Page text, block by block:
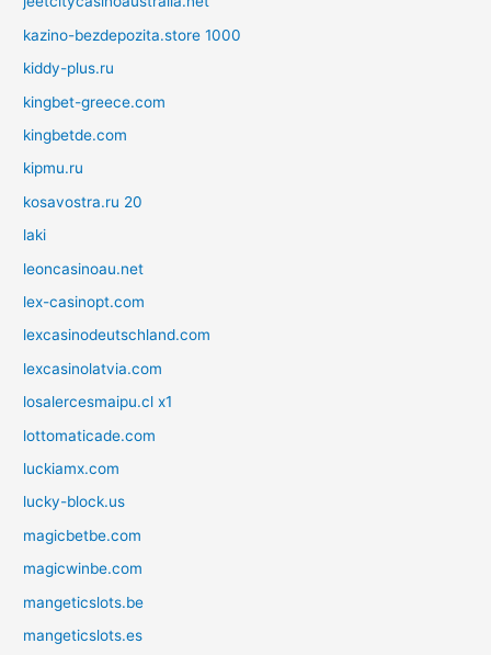
kazino-bezdepozita.store 1000
kiddy-plus.ru
kingbet-greece.com
kingbetde.com
kipmu.ru
kosavostra.ru 20
laki
leoncasinoau.net
lex-casinopt.com
lexcasinodeutschland.com
lexcasinolatvia.com
losalercesmaipu.cl x1
lottomaticade.com
luckiamx.com
lucky-block.us
magicbetbe.com
magicwinbe.com
mangeticslots.be
mangeticslots.es